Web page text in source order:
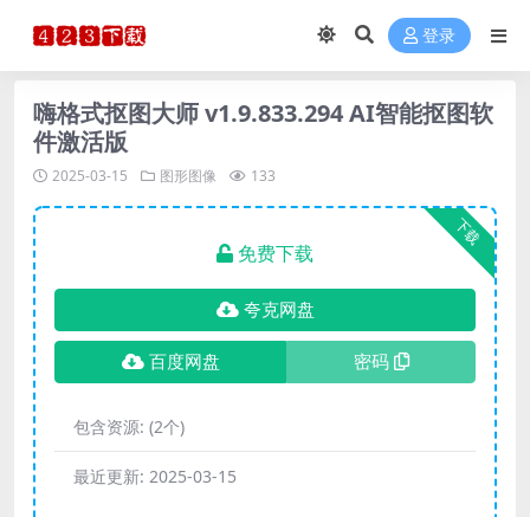
登录
嗨格式抠图大师 v1.9.833.294 AI智能抠图软
件激活版
2025-03-15 图形图像 133
下载
免费下载
夸克网盘
百度网盘 密码
包含资源: (2个)
最近更新: 2025-03-15